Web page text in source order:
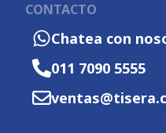
CONTACTO
Chatea con
011 7090 5555